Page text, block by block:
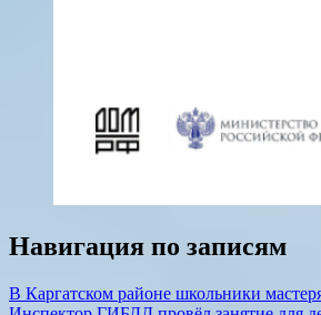
Навигация по записям
В Каргатском районе школьники